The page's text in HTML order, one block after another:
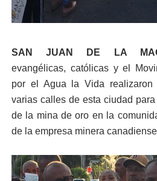
SAN JUAN DE LA
evangélicas, católicas y el
por el Agua la Vida realizaron
varias calles de esta ciudad
de la mina de oro en la
de la empresa minera